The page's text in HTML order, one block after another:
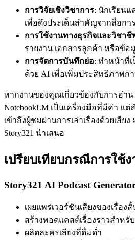
การวิจัยเชิงวิชาการ: นักเรียน
เพื่อดึงประเด็นสำคัญจากสื่อกา
การใช้งานทางธุรกิจและวิชาชี
รายงาน เอกสารลูกค้า หรือข้อ
การจัดการบันทึกย่อ: ทำหน้าที่
ด้วย AI เพื่อเพิ่มประสิทธิภาพก
หากงานของคุณเกี่ยวข้องกับการอ่าน
NotebookLM เป็นเครื่องมือที่มีค่า แ
เข้าถึงผู้ชมผ่านการเล่าเรื่องด้วยเสีย
Story321 นำเสนอ
เปรียบเทียบกรณีการใช้ง
Story321 AI Podcast
เผยแพร่เวอร์ชันเสียงของเรื่อง
สร้างพอดแคสต์เรื่องราวสำหรับ
ผลิตละครเสียงที่ดื่มด่ำ